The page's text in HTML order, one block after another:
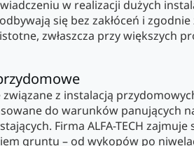
w realizacji dużych
się bez zakłóceń i
zwłaszcza przy większych
związane z instalacją
do warunków panujących
Firma ALFA-TECH
gruntu – od wykopów po